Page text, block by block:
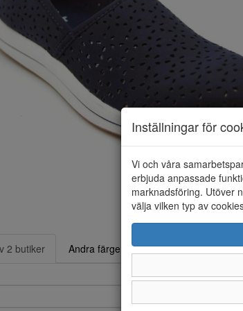
2 butiker
Andra färger
36
Inställningar för
Vi och våra
erbjuda anpassade
marknadsföring. Utöver
välja vilken typ av